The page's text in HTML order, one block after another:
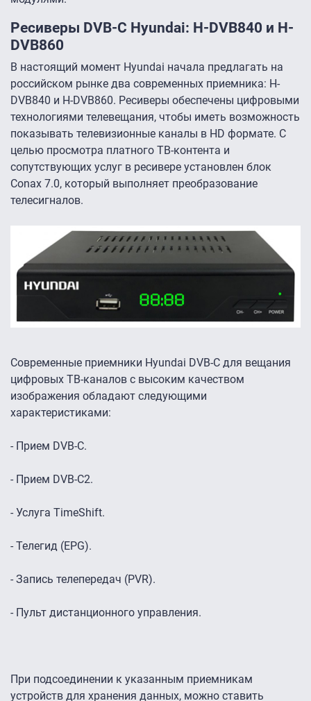
Ресиверы DVB-C Hyundai: H-DVB840 и H-
DVB860
В настоящий момент Hyundai начала предлагать на
российском рынке два современных приемника: H-
DVB840 и H-DVB860. Ресиверы обеспечены цифровыми
технологиями телевещания, чтобы иметь возможность
показывать телевизионные каналы в HD формате. С
целью просмотра платного ТВ-контента и
сопутствующих услуг в ресивере установлен блок
Conax 7.0, который выполняет преобразование
телесигналов.
Современные приемники Hyundai DVB-C для вещания
цифровых ТВ-каналов с высоким качеством
изображения обладают следующими
характеристиками:
- Прием DVB-C.
- Прием DVB-C2.
- Услуга TimeShift.
- Телегид (EPG).
- Запись телепередач (PVR).
- Пульт дистанционного управления.
При подсоединении к указанным приемникам
устройств для хранения данных, можно ставить